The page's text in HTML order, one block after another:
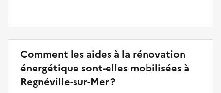
Comment les aides à la rénovation
énergétique sont-elles mobilisées à
Regnéville-sur-Mer ?